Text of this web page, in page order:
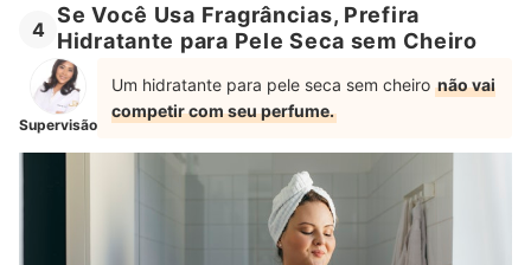
4
Se Você Usa Fragrâncias, Prefira
Hidratante para Pele Seca sem Cheiro
Supervisão
Um hidratante para pele seca sem cheiro não vai
competir com seu perfume.